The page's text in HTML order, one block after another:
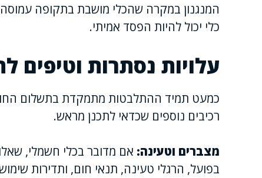
המנגנון במקרה שהכלי מושבת בתקופה
כלי יכול להיות הפסד אמיתי.
עלויות נסתרות וטיפים
כמעט תמיד ההתלבטות מתמקדת בתשלום
רכיבים נוספים שכדאי לתכנן מראש.
מצברים וטעינה: אם מדובר בכלי חשמלי,
בפועל, הרגלי טעינה, תנאי חום, ותדירות